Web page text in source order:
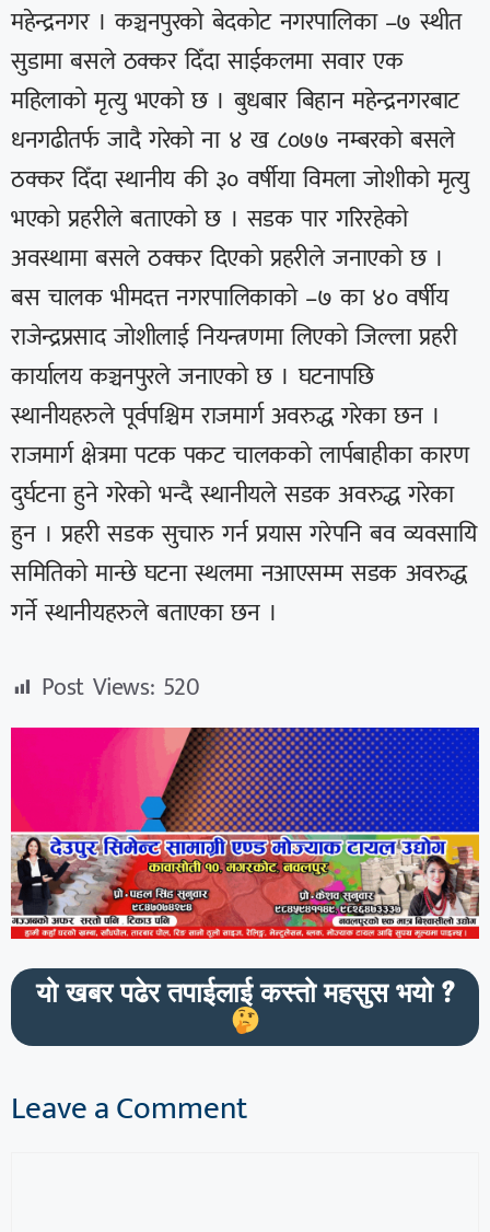
महेन्द्रनगर । कञ्चनपुरको बेदकोट नगरपालिका –७ स्थीत
सुडामा बसले ठक्कर दिँदा साईकलमा सवार एक
महिलाको मृत्यु भएको छ । बुधबार बिहान महेन्द्रनगरबाट
धनगढीतर्फ जादै गरेको ना ४ ख ८०७७ नम्बरको बसले
ठक्कर दिँदा स्थानीय की ३० वर्षीया विमला जोशीको मृत्यु
भएको प्रहरीले बताएको छ । सडक पार गरिरहेको
अवस्थामा बसले ठक्कर दिएको प्रहरीले जनाएको छ ।
बस चालक भीमदत्त नगरपालिकाको –७ का ४० वर्षीय
राजेन्द्रप्रसाद जोशीलाई नियन्त्रणमा लिएको जिल्ला प्रहरी
कार्यालय कञ्चनपुरले जनाएको छ । घटनापछि
स्थानीयहरुले पूर्वपश्चिम राजमार्ग अवरुद्ध गरेका छन ।
राजमार्ग क्षेत्रमा पटक पकट चालकको लार्पबाहीका कारण
दुर्घटना हुने गरेको भन्दै स्थानीयले सडक अवरुद्ध गरेका
हुन । प्रहरी सडक सुचारु गर्न प्रयास गरेपनि बव व्यवसायि
समितिको मान्छे घटना स्थलमा नआएसम्म सडक अवरुद्ध
गर्ने स्थानीयहरुले बताएका छन ।
Post Views: 520
यो खबर पढेर तपाईलाई कस्तो महसुस भयो ?
Leave a Comment